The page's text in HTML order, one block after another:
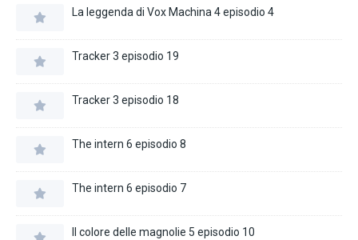
La leggenda di Vox Machina 4 episodio 4
Tracker 3 episodio 19
Tracker 3 episodio 18
The intern 6 episodio 8
The intern 6 episodio 7
Il colore delle magnolie 5 episodio 10